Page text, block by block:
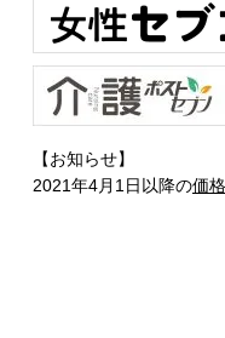
【お知らせ】
2021年4月1日以降の価